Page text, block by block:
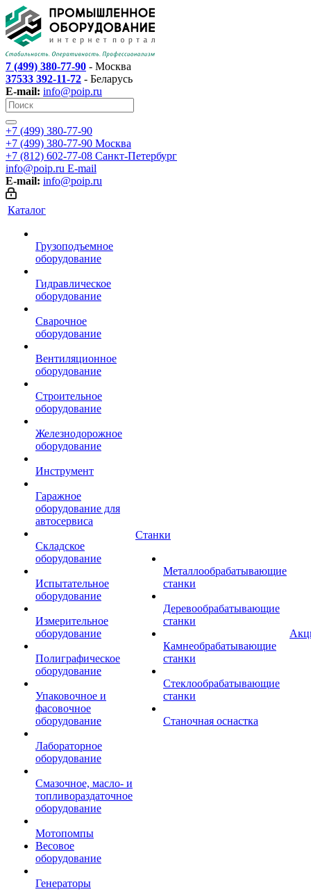
7 (499) 380-77-90 - Москва
37533 392-11-72 - Беларусь
E-mail: info@poip.ru
+7 (499) 380-77-90
+7 (499) 380-77-90 Москва
+7 (812) 602-77-08 Санкт-Петербург
info@poip.ru E-mail
E-mail: info@poip.ru
Каталог
Грузоподъемное
оборудование
Гидравлическое
оборудование
Сварочное
оборудование
Вентиляционное
оборудование
Строительное
оборудование
Железнодорожное
оборудование
Инструмент
Гаражное
оборудование для
автосервиса
Складское
оборудование
Испытательное
оборудование
Измерительное
оборудование
Полиграфическое
оборудование
Упаковочное и
фасовочное
оборудование
Лабораторное
оборудование
Смазочное, масло- и
топливораздаточное
оборудование
Мотопомпы
Весовое
оборудование
Генераторы
Станки
Металлообрабатывающие
станки
Деревообрабатывающие
станки
Камнеобрабатывающие
станки
Стеклообрабатывающие
станки
Станочная оснастка